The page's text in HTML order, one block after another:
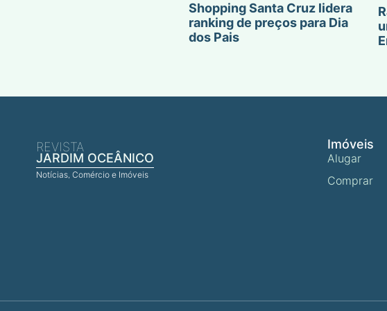
Shopping Santa Cruz lidera
ranking de preços para Dia
dos Pais
REVISTA
JARDIM OCEÂNICO
Notícias, Comércio e Imóveis
Imóveis
Alugar
Comprar